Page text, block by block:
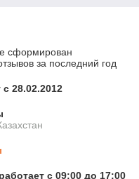
сформирован
за последний год
с 28.02.2012
с 09:00 до 17:00